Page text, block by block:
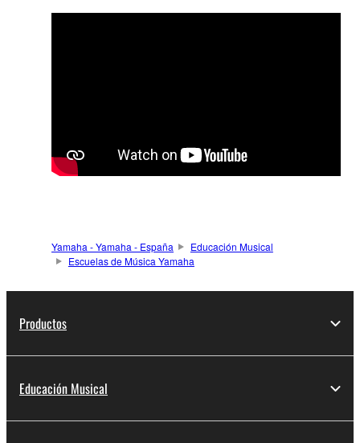
Yamaha - Yamaha - España
Educación Musical
Escuelas de Música Yamaha
Productos
Educación Musical